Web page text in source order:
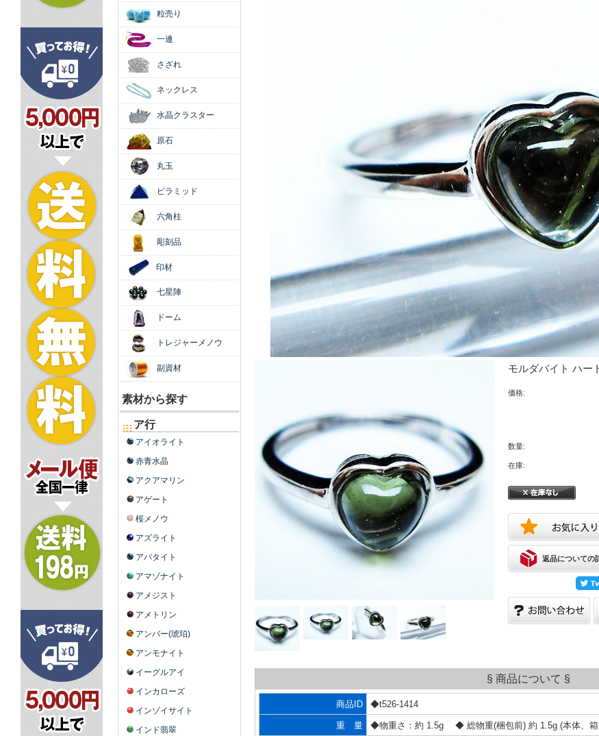
モルダバイト ハー
価格:
数量:
在庫:
返品についての
§ 商品について §
商品ID ◆t526-1414
重 量 ◆物重さ：約 1.5g ◆ 総物重(梱包前) 約 1.5g (本体、箱
粒売り
一連
さざれ
ネックレス
水晶クラスター
原石
丸玉
ピラミッド
六角柱
彫刻品
印材
七星陣
ドーム
トレジャーメノウ
副資材
素材から探す
ア行
アイオライト
赤青水晶
アクアマリン
アゲート
桜メノウ
アズライト
アパタイト
アマゾナイト
アメジスト
アメトリン
アンバー(琥珀)
アンモナイト
イーグルアイ
インカローズ
インゾイサイト
インド翡翠